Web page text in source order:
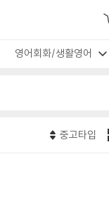
영어회화/생활영어
중고타입